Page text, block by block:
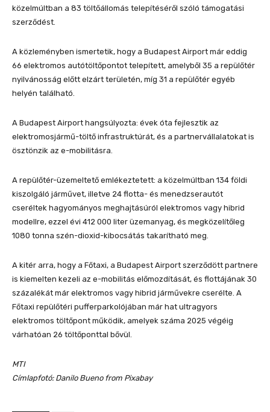
közelmúltban a 83 töltőállomás telepítéséről szóló támogatási
szerződést.
A közleményben ismertetik, hogy a Budapest Airport már eddig
66 elektromos autótöltőpontot telepített, amelyből 35 a repülőtér
nyilvánosság előtt elzárt területén, míg 31 a repülőtér egyéb
helyén található.
A Budapest Airport hangsúlyozta: évek óta fejlesztik az
elektromosjármű-töltő infrastruktúrát, és a partnervállalatokat is
ösztönzik az e-mobilitásra.
A repülőtér-üzemeltető emlékeztetett: a közelmúltban 134 földi
kiszolgáló járművet, illetve 24 flotta- és menedzserautót
cseréltek hagyományos meghajtásúról elektromos vagy hibrid
modellre, ezzel évi 412 000 liter üzemanyag, és megközelítőleg
1080 tonna szén-dioxid-kibocsátás takarítható meg.
A kitér arra, hogy a Főtaxi, a Budapest Airport szerződött partnere
is kiemelten kezeli az e-mobilitás előmozdítását, és flottájának 30
százalékát már elektromos vagy hibrid járművekre cserélte. A
Főtaxi repülőtéri pufferparkolójában már hat ultragyors
elektromos töltőpont működik, amelyek száma 2025 végéig
várhatóan 26 töltőponttal bővül.
MTI
Címlapfotó: Danilo Bueno from Pixabay